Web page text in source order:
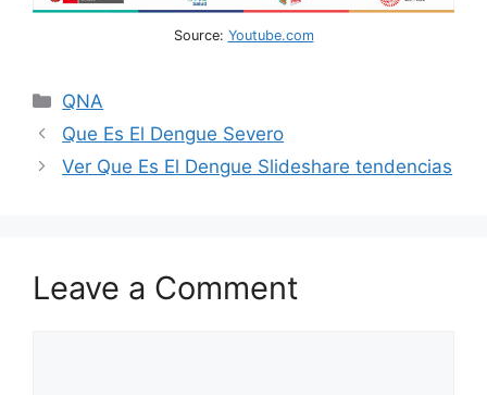
Source: Youtube.com
Categories
QNA
Que Es El Dengue Severo
Ver Que Es El Dengue Slideshare tendencias
Leave a Comment